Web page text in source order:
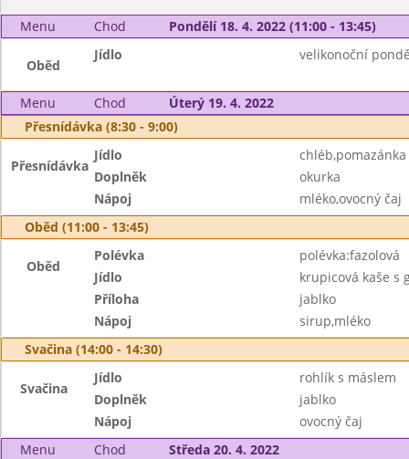
Menu Chod Pondělí 18. 4. 2022 (11:00 - 13:45)
Oběd
Jídlo velikonoční
Menu Chod
Úterý 19. 4. 2022
Přesnídávka (8:30 - 9:00)
Přesnídávka
Jídlo
Doplněk
okurka
Nápoj
mléko,ovocný čaj
Oběd (11:00 - 13:45)
Oběd
Polévka
polévka:fazolová
Jídlo
krupicová kaše s
Příloha
jablko
Nápoj
sirup,mléko
Svačina (14:00 - 14:30)
Svačina
Jídlo
rohlík s máslem
Doplněk
jablko
Nápoj
ovocný čaj
Menu
Chod
Středa 20. 4. 2022